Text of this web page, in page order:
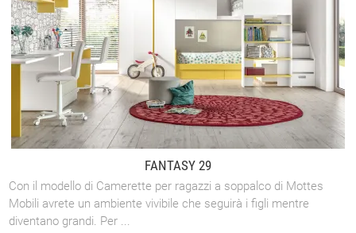
FANTASY 29
Con il modello di Camerette per ragazzi a soppalco di Mottes
Mobili avrete un ambiente vivibile che seguirà i figli mentre
diventano grandi. Per ...